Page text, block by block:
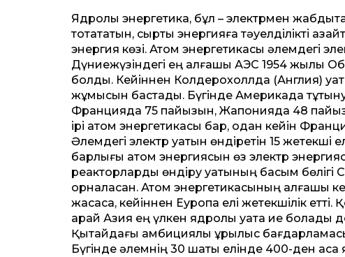
Ядролық энергетика, бұл – электрмен
тоқтататын, сыртқы энергияға тәуелділікті
энергия көзі. Атом энергетикасы әлемдегі
Дүниежүзіндегі ең алғашқы АЭС 1954 жылы
болды. Кейіннен Колдерохоллда (Англия)
жұмысын бастады. Бүгінде Америкада
Францияда 75 пайызын, Жапонияда 48
ірі атом энергетикасы бар, одан кейін
Әлемдегі электр қуатын өндіретін 15
барлығы атом энергиясын өз электр
реакторларды өндіру қуатының басым
орналасқан. Атом энергетикасының алғашқы
жасаса, кейіннен Еуропа елі жетекшілік
қарай Азия ең үлкен ядролық қуатқа ие
Қытайдағы амбициялық құрылыс
Бүгінде әлемнің 30 шақты елінде 400-ден аса